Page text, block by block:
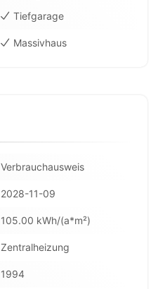
Tiefgarage
Massivhaus
Verbrauchausweis
2028-11-09
105.00 kWh/(a*m²)
Zentralheizung
1994